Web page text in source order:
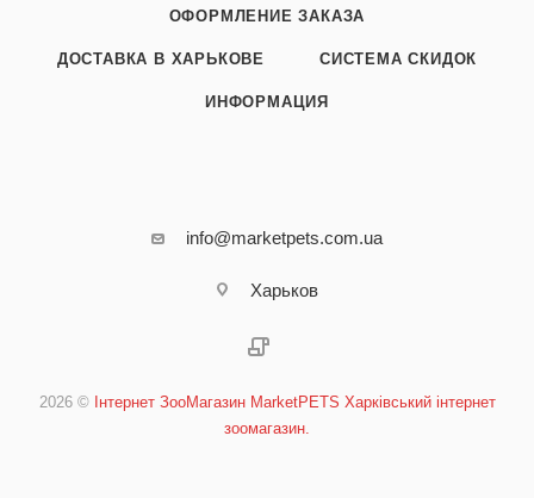
ОФОРМЛЕНИЕ ЗАКАЗА
ДОСТАВКА В ХАРЬКОВЕ СИСТЕМА СКИДОК
ИНФОРМАЦИЯ
info@marketpets.com.ua
Харьков
2026 © Інтернет ЗооМагазин MarketPETS Харківський інтернет
зоомагазин.